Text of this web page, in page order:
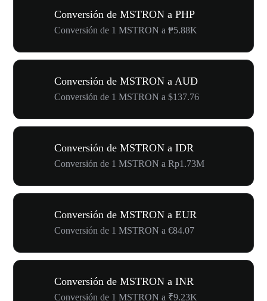
Conversión de MSTRON a PHP
Conversión de 1 MSTRON a ₱5.88K
Conversión de MSTRON a AUD
Conversión de 1 MSTRON a $137.76
Conversión de MSTRON a IDR
Conversión de 1 MSTRON a Rp1.73M
Conversión de MSTRON a EUR
Conversión de 1 MSTRON a €84.07
Conversión de MSTRON a INR
Conversión de 1 MSTRON a ₹9.23K